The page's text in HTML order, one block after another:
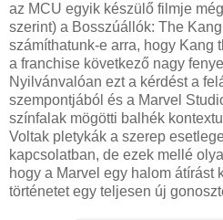
az MCU egyik készülő filmje
szerint) a Bosszúállók: The
számíthatunk-e arra, hogy Kang
a franchise következő nagy
Nyilvánvalóan ezt a kérdést a
szempontjából és a Marvel
színfalak mögötti balhék
Voltak pletykák a szerep
kapcsolatban, de ezek mellé
hogy a Marvel egy halom átírást
történetet egy teljesen új